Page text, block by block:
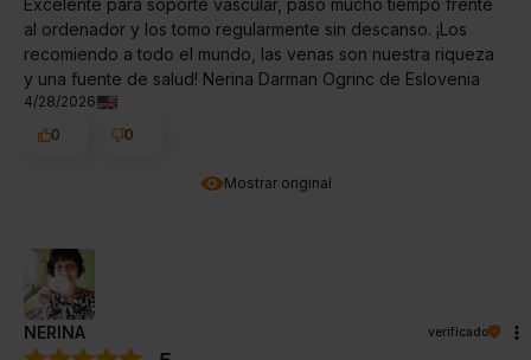
Mostrar original
Excelente para soporte vascular, paso mucho tiempo frente
al ordenador y los tomo regularmente sin descanso. ¡Los
recomiendo a todo el mundo, las venas son nuestra riqueza
y una fuente de salud! Nerina Darman Ogrinc de Eslovenia
4/28/2026
0
0
NERINA verificado